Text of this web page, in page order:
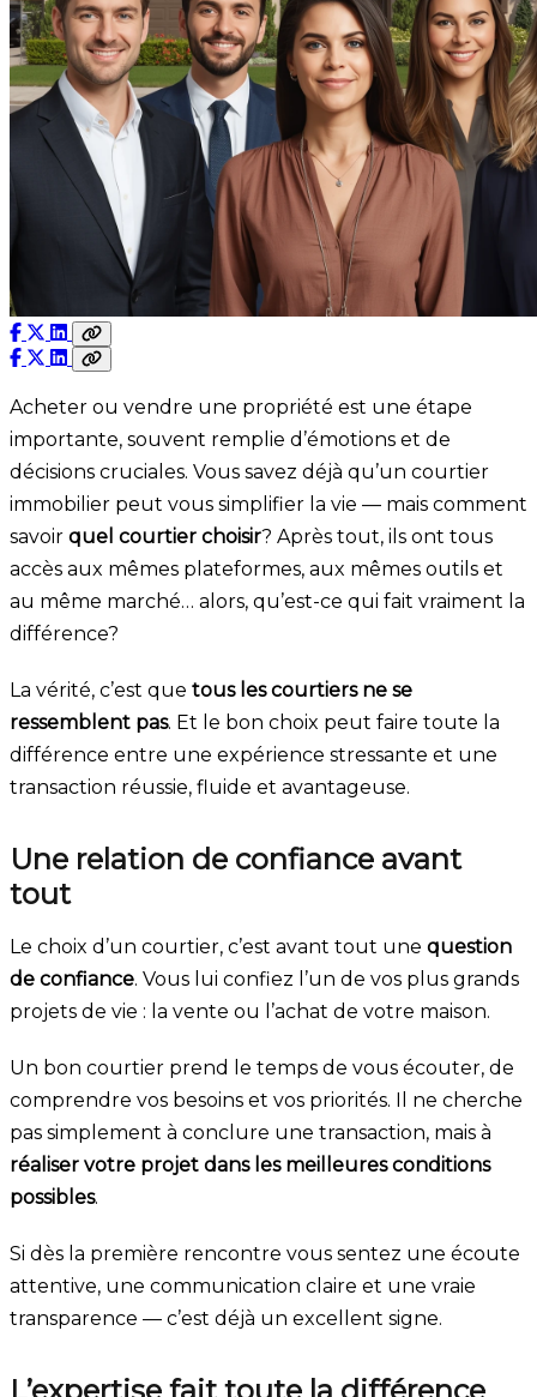
Acheter ou vendre une propriété est une étape
importante, souvent remplie d’émotions et de
décisions cruciales. Vous savez déjà qu’un courtier
immobilier peut vous simplifier la vie — mais comment
savoir quel courtier choisir? Après tout, ils ont tous
accès aux mêmes plateformes, aux mêmes outils et
au même marché… alors, qu’est-ce qui fait vraiment la
différence?
La vérité, c’est que tous les courtiers ne se
ressemblent pas. Et le bon choix peut faire toute la
différence entre une expérience stressante et une
transaction réussie, fluide et avantageuse.
Une relation de confiance avant
tout
Le choix d’un courtier, c’est avant tout une question
de confiance. Vous lui confiez l’un de vos plus grands
projets de vie : la vente ou l’achat de votre maison.
Un bon courtier prend le temps de vous écouter, de
comprendre vos besoins et vos priorités. Il ne cherche
pas simplement à conclure une transaction, mais à
réaliser votre projet dans les meilleures conditions
possibles.
Si dès la première rencontre vous sentez une écoute
attentive, une communication claire et une vraie
transparence — c’est déjà un excellent signe.